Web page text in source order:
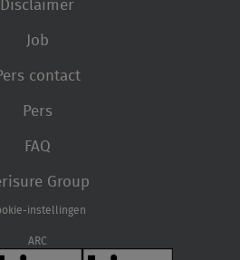
Disclaimer
Job
contact
Pers
FAQ
Group
instellingen
ARC